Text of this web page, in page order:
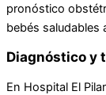
pronóstico
bebés saludables
Diagnóstico y
En Hospital El